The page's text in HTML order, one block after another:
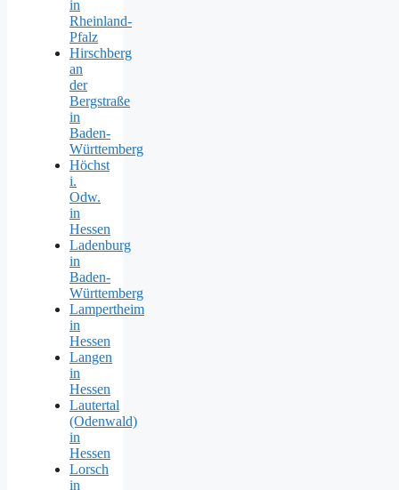
in
Rheinland-
Pfalz
Hirschberg
an
der
Bergstraße
in
Baden-
Württemberg
Höchst
i.
Odw.
in
Hessen
Ladenburg
in
Baden-
Württemberg
Lampertheim
in
Hessen
Langen
in
Hessen
Lautertal
(Odenwald)
in
Hessen
Lorsch
in